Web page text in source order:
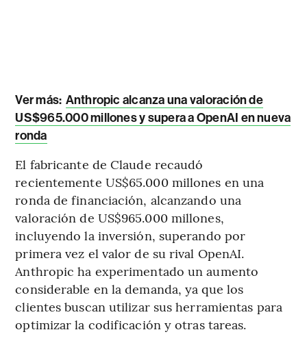
Ver más: Anthropic alcanza una valoración de
US$965.000 millones y supera a OpenAI en nueva
ronda
El fabricante de Claude recaudó
recientemente US$65.000 millones en una
ronda de financiación, alcanzando una
valoración de US$965.000 millones,
incluyendo la inversión, superando por
primera vez el valor de su rival OpenAI.
Anthropic ha experimentado un aumento
considerable en la demanda, ya que los
clientes buscan utilizar sus herramientas para
optimizar la codificación y otras tareas.